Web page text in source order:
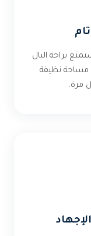
براحة البال
مساحة نظيفة
مرة.